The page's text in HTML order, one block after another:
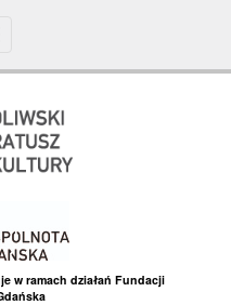
w ramach działań Fundacji